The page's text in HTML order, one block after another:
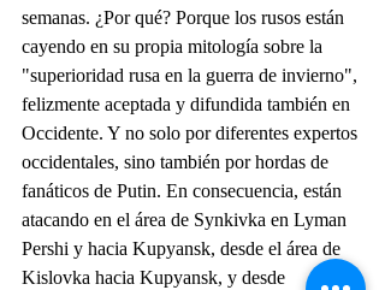
semanas. ¿Por qué? Porque los rusos están
cayendo en su propia mitología sobre la
"superioridad rusa en la guerra de invierno",
felizmente aceptada y difundida también en
Occidente. Y no solo por diferentes expertos
occidentales, sino también por hordas de
fanáticos de Putin. En consecuencia, están
atacando en el área de Synkivka en Lyman
Pershi y hacia Kupyansk, desde el área de
Kislovka hacia Kupyansk, y desde